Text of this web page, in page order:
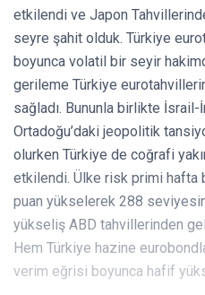
etkilendi ve Japon
seyre şahit olduk. Türkiye
boyunca volatil bir seyir
gerileme Türkiye
sağladı. Bununla birlikte İsrail-
Ortadoğu’daki jeopolitik
olurken Türkiye de coğrafi
etkilendi. Ülke risk primi hafta
puan yükselerek 288
yükseliş ABD tahvillerinden
Hem Türkiye hazine
verim eğrisi boyunca hafif